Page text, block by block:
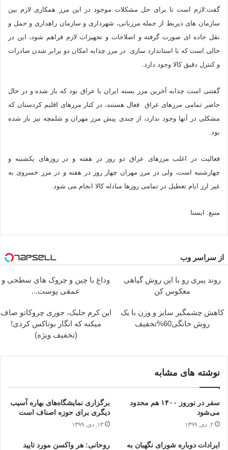
گفت:لازم است تا برای حل مشکلات موجود در این مرز همکاری لازم بین
سازمان های ذیربط از جمله مرزبانی، شهرداری و سازمان راهداری و حمل و
نقل جاده ای صورت گرفته و اصلاحات و تجهیزات لازم فراهم شود، این در
حالی است که با استاندارد سازی در مرز چذابه امکان دو برابر شدن صادرات
و کنترل دقیق کالا وجود دارد.
گفتنی است چذابه آخرین مرز بسته ایران با عراق بود که باز شده و در حال
حاضر تمامی مرزهای عراق فعال هستند، در کنار مرزهای اقلیم کردستان که
مشکلی در آنها وجود ندارد، از چندی پیش مرز مهران و شلمچه نیز باز شده
بود.
فعالیت در اغلب مرزهای عراق دو روز در هفته و در روزهای یکشنبه و
چهارشنبه است، ولی در مرز مهران چهار روز در هفته و در مرز خسروی به
غیر ارز ایام تعطیل در تمامی روزها مبادله کالا انجام می شود.
منبع: ایسنا
از سراسر وب
روند پیری رو با این روش گیاهی
معکوس کن
وداع با چین و چروک های سطحی و
عمقی پوست...
کاهش چشمگیر سایز و وزن با یک
روش خانگی60%تخفیف
این کرم جلبک، جوری چروکاتو صاف
میکنه که انگار بوتاکس کردی!
(تخفیف ویژه)
نوشته های مشابه
سفر در نوروز ۱۴۰۰ هم محدود
می‌شود
۲, دی, ۱۳۹۹
برگزاری نمایشگاه‌های بهاره آسیب
دیگری برای حوزه اصناف است
۱۳, دی, ۱۳۹۹
ایرادات دوباره شورای نگهبان به
روحانی: هر واکسن مورد تایید